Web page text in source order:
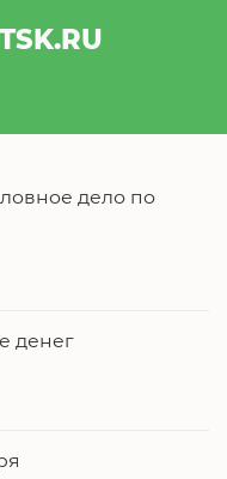
.RU
дело по
денег